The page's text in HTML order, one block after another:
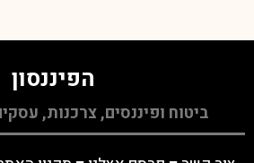
הפיננסון
ביטוח ופיננסים, צרכנות,